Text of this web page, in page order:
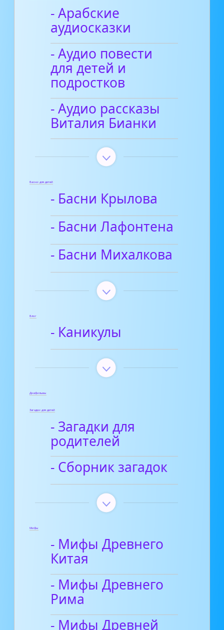
- Арабские
аудиосказки
- Аудио повести
для детей и
подростков
- Аудио рассказы
Виталия Бианки
Басни для детей
- Басни Крылова
- Басни Лафонтена
- Басни Михалкова
Блог
- Каникулы
Диафильмы
Загадки для детей
- Загадки для
родителей
- Сборник загадок
Мифы
- Мифы Древнего
Китая
- Мифы Древнего
Рима
- Мифы Древней